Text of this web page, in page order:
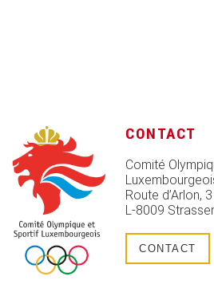
CONTACT
Comité
Route d’Arlon, 3
L-8009
CONTACT